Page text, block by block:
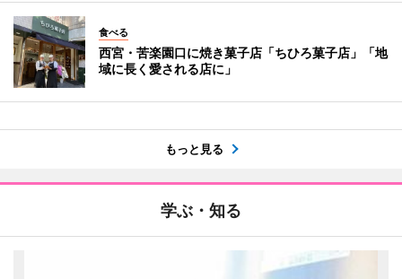
食べる
西宮・苦楽園口に焼き菓子店「ちひろ菓子店」「地
域に長く愛される店に」
もっと見る
学ぶ・知る